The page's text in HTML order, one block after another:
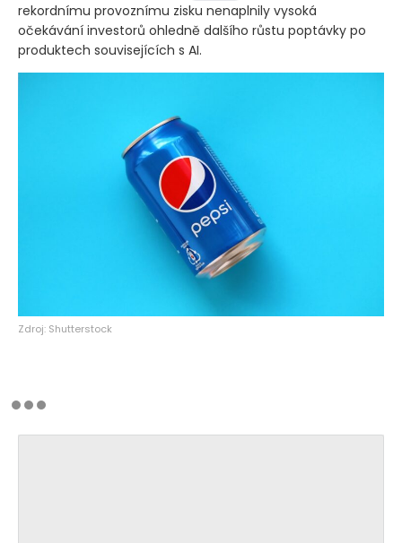
rekordnímu provoznímu zisku nenaplnily vysoká
očekávání investorů ohledně dalšího růstu poptávky po
produktech souvisejících s AI.
Zdroj: Shutterstock